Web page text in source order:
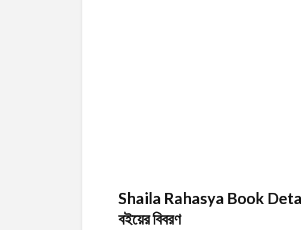
Shaila Rahasya Book
বইয়ের বিবরণ